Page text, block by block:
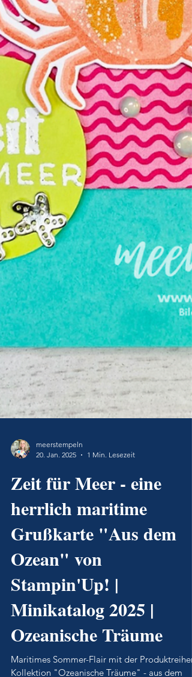
20. Jan. 2025
1 Min. Lesezeit
Zeit für Meer - eine
herrlich maritime
Grußkarte "Aus dem
Ozean" von
Stampin'Up! |
Minikatalog 2025 |
Ozeanische Träume